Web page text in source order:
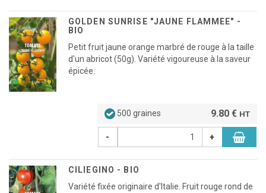
GOLDEN SUNRISE "JAUNE FLAMMEE" -
BIO
Petit fruit jaune orange marbré de rouge à la taille
d'un abricot (50g). Variété vigoureuse à la saveur
épicée.
500 graines 9.80 € HT
- +
CILIEGINO - BIO
Variété fixée originaire d'Italie. Fruit rouge rond de